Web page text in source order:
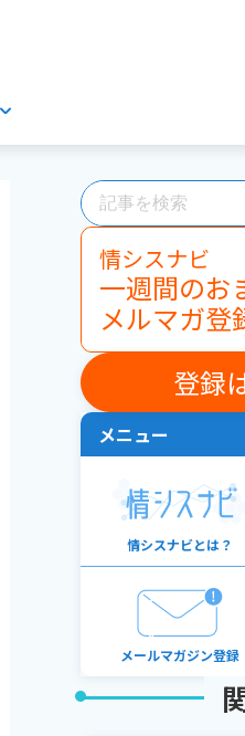
情シスナビ
一週間のお
メルマガ登
登録
メニュー
情シスナビとは？
メールマガジン登録